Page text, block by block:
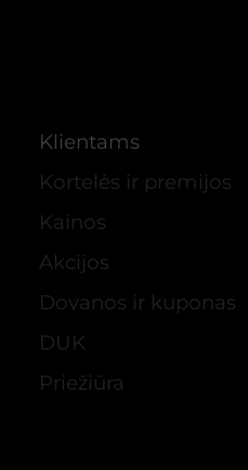
Klientams
Kortelės ir premijos
Kainos
Akcijos
Dovanos ir kuponas
DUK
Priežiūra